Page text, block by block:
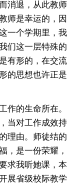
消退，从此教师
师是幸运的，因
一个学期里，我
们这一层特殊的
有形的，在交流
的思想也许正是
的生命所在。
当对工作成效持
理由。师徒结的
，是一份荣耀，
求我听她课，本
展省级校际教学